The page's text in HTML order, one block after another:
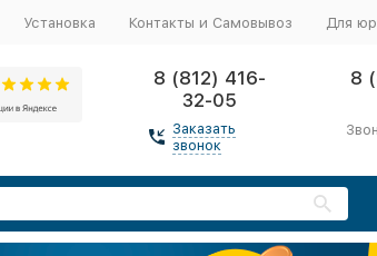
Установка Контакты и Самовывоз Для
8 (812) 416-
32-05
Заказать
звонок
8